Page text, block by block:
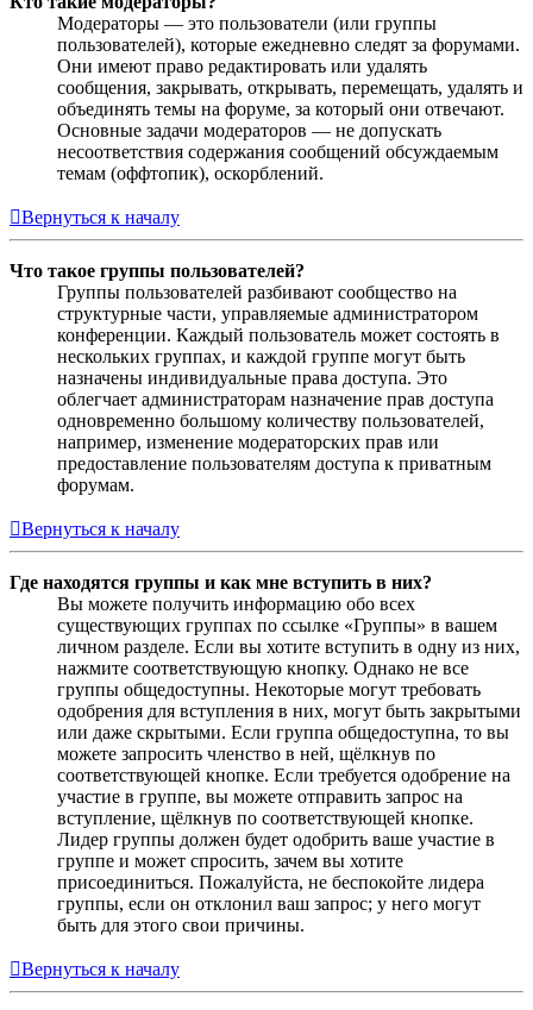
Модераторы — это пользователи (или группы
пользователей), которые ежедневно следят за форумами.
Они имеют право редактировать или удалять
сообщения, закрывать, открывать, перемещать, удалять и
объединять темы на форуме, за который они отвечают.
Основные задачи модераторов — не допускать
несоответствия содержания сообщений обсуждаемым
темам (оффтопик), оскорблений.
Вернуться к началу
Что такое группы пользователей?
Группы пользователей разбивают сообщество на
структурные части, управляемые администратором
конференции. Каждый пользователь может состоять в
нескольких группах, и каждой группе могут быть
назначены индивидуальные права доступа. Это
облегчает администраторам назначение прав доступа
одновременно большому количеству пользователей,
например, изменение модераторских прав или
предоставление пользователям доступа к приватным
форумам.
Вернуться к началу
Где находятся группы и как мне вступить в них?
Вы можете получить информацию обо всех
существующих группах по ссылке «Группы» в вашем
личном разделе. Если вы хотите вступить в одну из них,
нажмите соответствующую кнопку. Однако не все
группы общедоступны. Некоторые могут требовать
одобрения для вступления в них, могут быть закрытыми
или даже скрытыми. Если группа общедоступна, то вы
можете запросить членство в ней, щёлкнув по
соответствующей кнопке. Если требуется одобрение на
участие в группе, вы можете отправить запрос на
вступление, щёлкнув по соответствующей кнопке.
Лидер группы должен будет одобрить ваше участие в
группе и может спросить, зачем вы хотите
присоединиться. Пожалуйста, не беспокойте лидера
группы, если он отклонил ваш запрос; у него могут
быть для этого свои причины.
Вернуться к началу